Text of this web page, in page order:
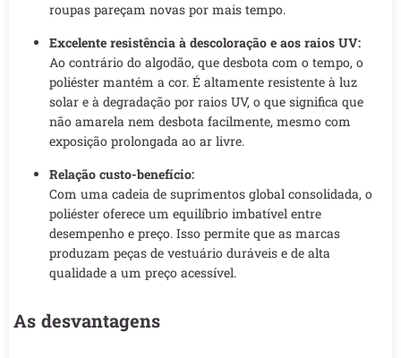
roupas pareçam novas por mais tempo.
Excelente resistência à descoloração e aos raios UV:
Ao contrário do algodão, que desbota com o tempo, o
poliéster mantém a cor. É altamente resistente à luz
solar e à degradação por raios UV, o que significa que
não amarela nem desbota facilmente, mesmo com
exposição prolongada ao ar livre.
Relação custo-benefício:
Com uma cadeia de suprimentos global consolidada, o
poliéster oferece um equilíbrio imbatível entre
desempenho e preço. Isso permite que as marcas
produzam peças de vestuário duráveis e de alta
qualidade a um preço acessível.
As desvantagens